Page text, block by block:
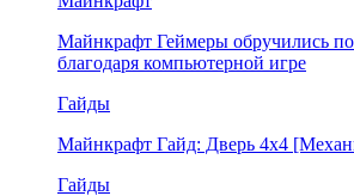
Майнкрафт Геймеры обручились
благодаря компьютерной игре
Гайды
Майнкрафт Гайд: Дверь 4х4
Гайды